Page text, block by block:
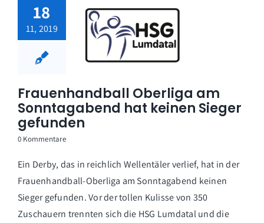
18
11, 2019
Frauenhandball Oberliga am
Sonntagabend hat keinen Sieger
gefunden
0 Kommentare
Ein Derby, das in reichlich Wellentäler verlief, hat in der
Frauenhandball-Oberliga am Sonntagabend keinen
Sieger gefunden. Vor der tollen Kulisse von 350
Zuschauern trennten sich die HSG Lumdatal und die